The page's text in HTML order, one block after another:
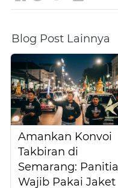
Blog Post Lainnya
Amankan Konvoi
Takbiran di
Semarang: Panitia
Wajib Pakai Jaket